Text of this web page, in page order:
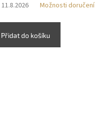
11.8.2026 Možnosti doručení
Přidat do košíku